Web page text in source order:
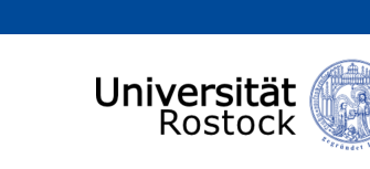
Browsen
direkt zum Inhalt